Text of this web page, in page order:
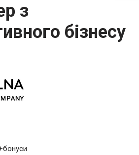
з
бізнесу